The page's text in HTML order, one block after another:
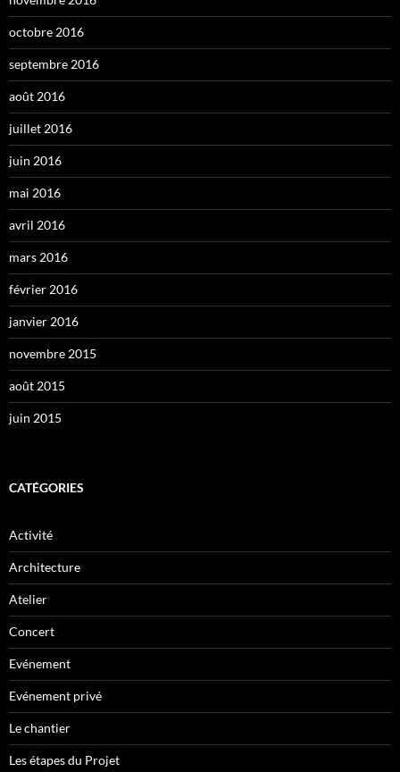
octobre 2016
septembre 2016
août 2016
juillet 2016
juin 2016
mai 2016
avril 2016
mars 2016
février 2016
janvier 2016
novembre 2015
août 2015
juin 2015
CATÉGORIES
Activité
Architecture
Atelier
Concert
Evénement
Evénement privé
Le chantier
Les étapes du Projet